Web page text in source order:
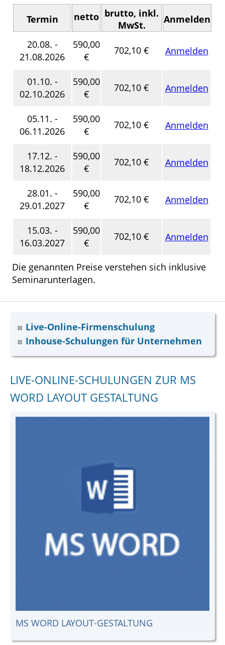
Termin netto brutto, inkl.
MwSt.
Anmelden
20.08. -
21.08.2026
590,00
€
702,10 € Anmelden
01.10. -
02.10.2026
590,00
€
702,10 € Anmelden
05.11. -
06.11.2026
590,00
€
702,10 € Anmelden
17.12. -
18.12.2026
590,00
€
702,10 € Anmelden
28.01. -
29.01.2027
590,00
€
702,10 € Anmelden
15.03. -
16.03.2027
590,00
€
702,10 € Anmelden
Die genannten Preise verstehen sich inklusive
Seminarunterlagen.
Live-Online-Firmenschulung
Inhouse-Schulungen für Unternehmen
LIVE-ONLINE-SCHULUNGEN ZUR MS
WORD LAYOUT GESTALTUNG
MS WORD LAYOUT-GESTALTUNG